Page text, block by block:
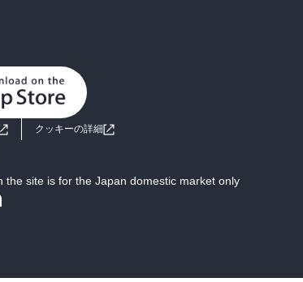
クッキーの詳細
site is for the Japan domestic market only